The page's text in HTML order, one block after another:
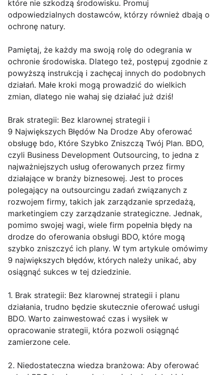
które nie szkodzą środowisku. Promuj
odpowiedzialnych dostawców, którzy również dbają o
ochronę natury.
Pamiętaj, że każdy ma swoją rolę do odegrania w
ochronie środowiska. Dlatego też, postępuj zgodnie z
powyższą instrukcją i zachęcaj innych do podobnych
działań. Małe kroki mogą prowadzić do wielkich
zmian, dlatego nie wahaj się działać już dziś!
Brak strategii: Bez klarownej strategii i
9 Największych Błędów Na Drodze Aby oferować
obsługę bdo, Które Szybko Zniszczą Twój Plan. BDO,
czyli Business Development Outsourcing, to jedna z
najważniejszych usług oferowanych przez firmy
działające w branży biznesowej. Jest to proces
polegający na outsourcingu zadań związanych z
rozwojem firmy, takich jak zarządzanie sprzedażą,
marketingiem czy zarządzanie strategiczne. Jednak,
pomimo swojej wagi, wiele firm popełnia błędy na
drodze do oferowania obsługi BDO, które mogą
szybko zniszczyć ich plany. W tym artykule omówimy
9 największych błędów, których należy unikać, aby
osiągnąć sukces w tej dziedzinie.
1. Brak strategii: Bez klarownej strategii i planu
działania, trudno będzie skutecznie oferować usługi
BDO. Warto zainwestować czas i wysiłek w
opracowanie strategii, która pozwoli osiągnąć
zamierzone cele.
2. Niedostateczna wiedza branżowa: Aby oferować